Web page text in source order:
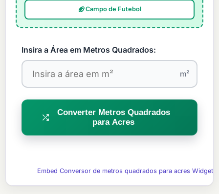
🏈Campo de Futebol
Insira a Área em Metros Quadrados:
m²
Converter Metros Quadrados
para Acres
Embed Conversor de metros quadrados para acres Widget